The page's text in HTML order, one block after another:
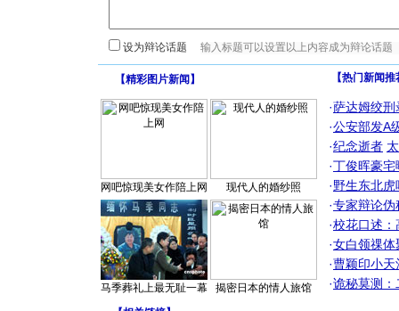
设为辩论话题
【精彩图片新闻 】
网吧惊现美女作陪上网 现代人的婚纱照
马季葬礼上最无耻一幕 揭密日本的情人旅馆
【热门新闻
·萨达姆绞刑
·公安部发A
·纪念逝者
·丁俊晖豪
·野生东北
·专家辩论伪
·校花口述：
·女白领祼体
·曹颖印小天
·诡秘莫测：